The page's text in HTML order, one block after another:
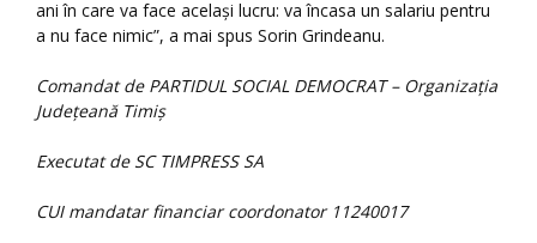
ani în care va face același lucru: va încasa un salariu pentru
a nu face nimic”, a mai spus Sorin Grindeanu.
Comandat de PARTIDUL SOCIAL DEMOCRAT – Organizația
Județeană Timiș
Executat de SC TIMPRESS SA
CUI mandatar financiar coordonator 11240017